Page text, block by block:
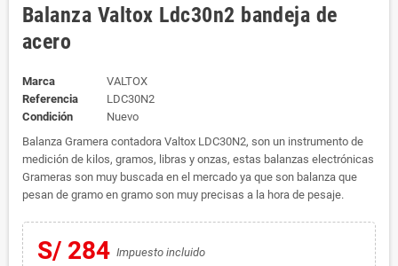
Balanza Valtox Ldc30n2 bandeja de
acero
Marca
VALTOX
Referencia
LDC30N2
Condición
Nuevo
Balanza Gramera contadora Valtox LDC30N2, son un instrumento de
medición de kilos, gramos, libras y onzas, estas balanzas electrónicas
Grameras son muy buscada en el mercado ya que son balanza que
pesan de gramo en gramo son muy precisas a la hora de pesaje.
S/ 284 Impuesto incluido